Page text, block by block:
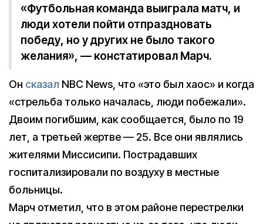
«Футбольная команда выиграла матч, и
люди хотели пойти отпраздновать
победу, но у других не было такого
желания», — констатировал Марч.
Он сказал NBC News, что «это был хаос» и когда
«стрельба только началась, люди побежали».
Двоим погибшим, как сообщается, было по 19
лет, а третьей жертве — 25. Все они являлись
жителями Миссисипи. Пострадавших
госпитализировали по воздуху в местные
больницы.
Марч отметил, что в этом районе перестрелки